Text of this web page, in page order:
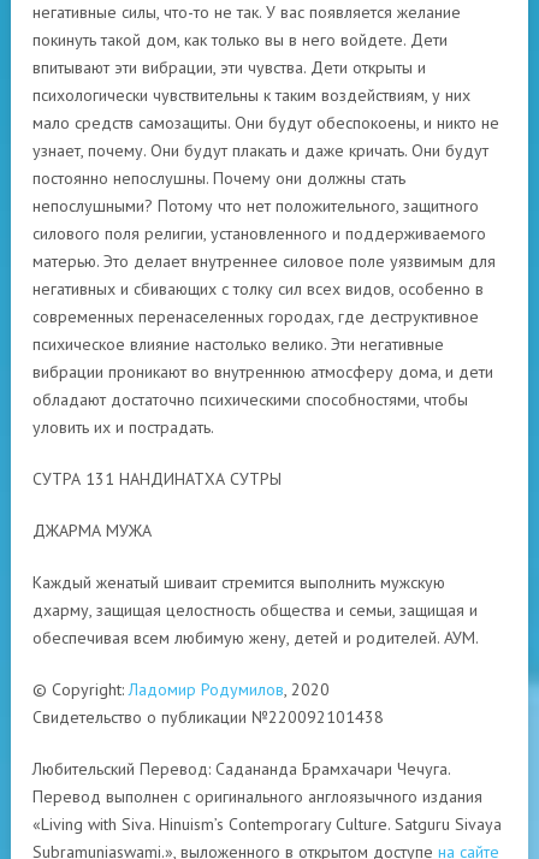
негативные силы, что-то не так. У вас появляется желание
покинуть такой дом, как только вы в него войдете. Дети
впитывают эти вибрации, эти чувства. Дети открыты и
психологически чувствительны к таким воздействиям, у них
мало средств самозащиты. Они будут обеспокоены, и никто не
узнает, почему. Они будут плакать и даже кричать. Они будут
постоянно непослушны. Почему они должны стать
непослушными? Потому что нет положительного, защитного
силового поля религии, установленного и поддерживаемого
матерью. Это делает внутреннее силовое поле уязвимым для
негативных и сбивающих с толку сил всех видов, особенно в
современных перенаселенных городах, где деструктивное
психическое влияние настолько велико. Эти негативные
вибрации проникают во внутреннюю атмосферу дома, и дети
обладают достаточно психическими способностями, чтобы
уловить их и пострадать.
СУТРА 131 НАНДИНАТХА СУТРЫ
ДЖАРМА МУЖА
Каждый женатый шиваит стремится выполнить мужскую
дхарму, защищая целостность общества и семьи, защищая и
обеспечивая всем любимую жену, детей и родителей. АУМ.
© Copyright:Ладомир Родумилов, 2020
Свидетельство о публикации №220092101438
Любительский Перевод: Садананда Брамхачари Чечуга.
Перевод выполнен с оригинального англоязычного издания
«Living with Siva. Hinuism’s Contemporary Culture. Satguru Sivaya
Subramuniaswami.», выложенного в открытом доступе на сайте